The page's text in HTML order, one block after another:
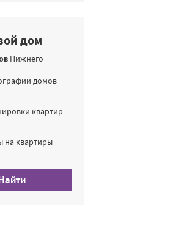
дом
Нижнего
домов
квартир
на квартиры